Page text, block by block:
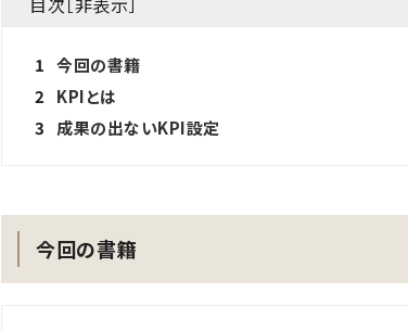
1 今回の書籍
2
KPIとは
3
成果の出ないKPI設定
今回の書籍